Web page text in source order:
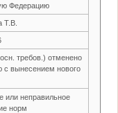
Федерацию
Т.В.
требов.) отменено
с вынесением нового
или неправильное
норм